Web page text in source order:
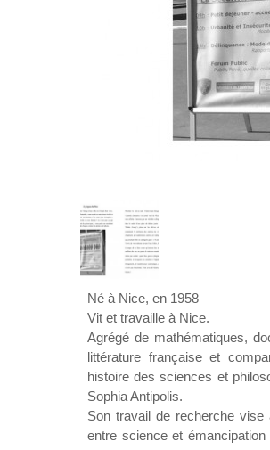
Né à Nice, en 1958
Vit et travaille à Nice.
Agrégé de mathématiques,
littérature française et
histoire des sciences et
Sophia Antipolis.
Son travail de recherche
entre science et